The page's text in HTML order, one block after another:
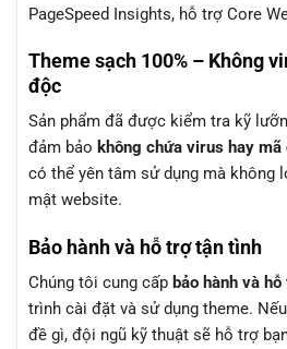
PageSpeed Insights, hỗ trợ Core
Theme sạch 100% – Không
độc
Sản phẩm đã được kiểm tra kỹ
đảm bảo không chứa virus hay mã
có thể yên tâm sử dụng mà không
mật website.
Bảo hành và hỗ trợ tận tình
Chúng tôi cung cấp bảo hành và
trình cài đặt và sử dụng theme.
đề gì, đội ngũ kỹ thuật sẽ hỗ trợ